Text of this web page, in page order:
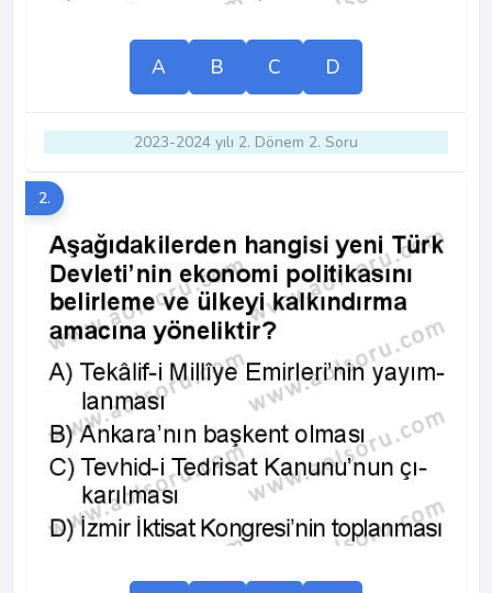
A B C D
2023-2024 yılı 2. Dönem 2. Soru
2.